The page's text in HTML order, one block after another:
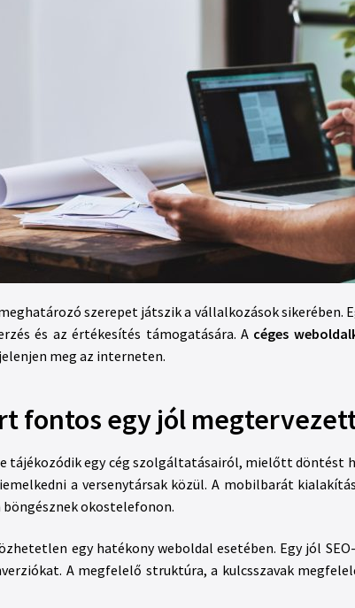
szerepet játszik a vállalkozások
és az értékesítés támogatására. A céges
meg az interneten.
fontos egy jól
tájékozódik egy cég szolgáltatásairól, mielőtt döntést
a versenytársak közül. A mobilbarát
okostelefonon.
egy hatékony weboldal esetében. Egy jól
A megfelelő struktúra, a kulcsszavak